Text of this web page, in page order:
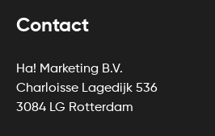
Contact
Ha! Marketing B.V.
Charloisse Lagedijk 536
3084 LG Rotterdam